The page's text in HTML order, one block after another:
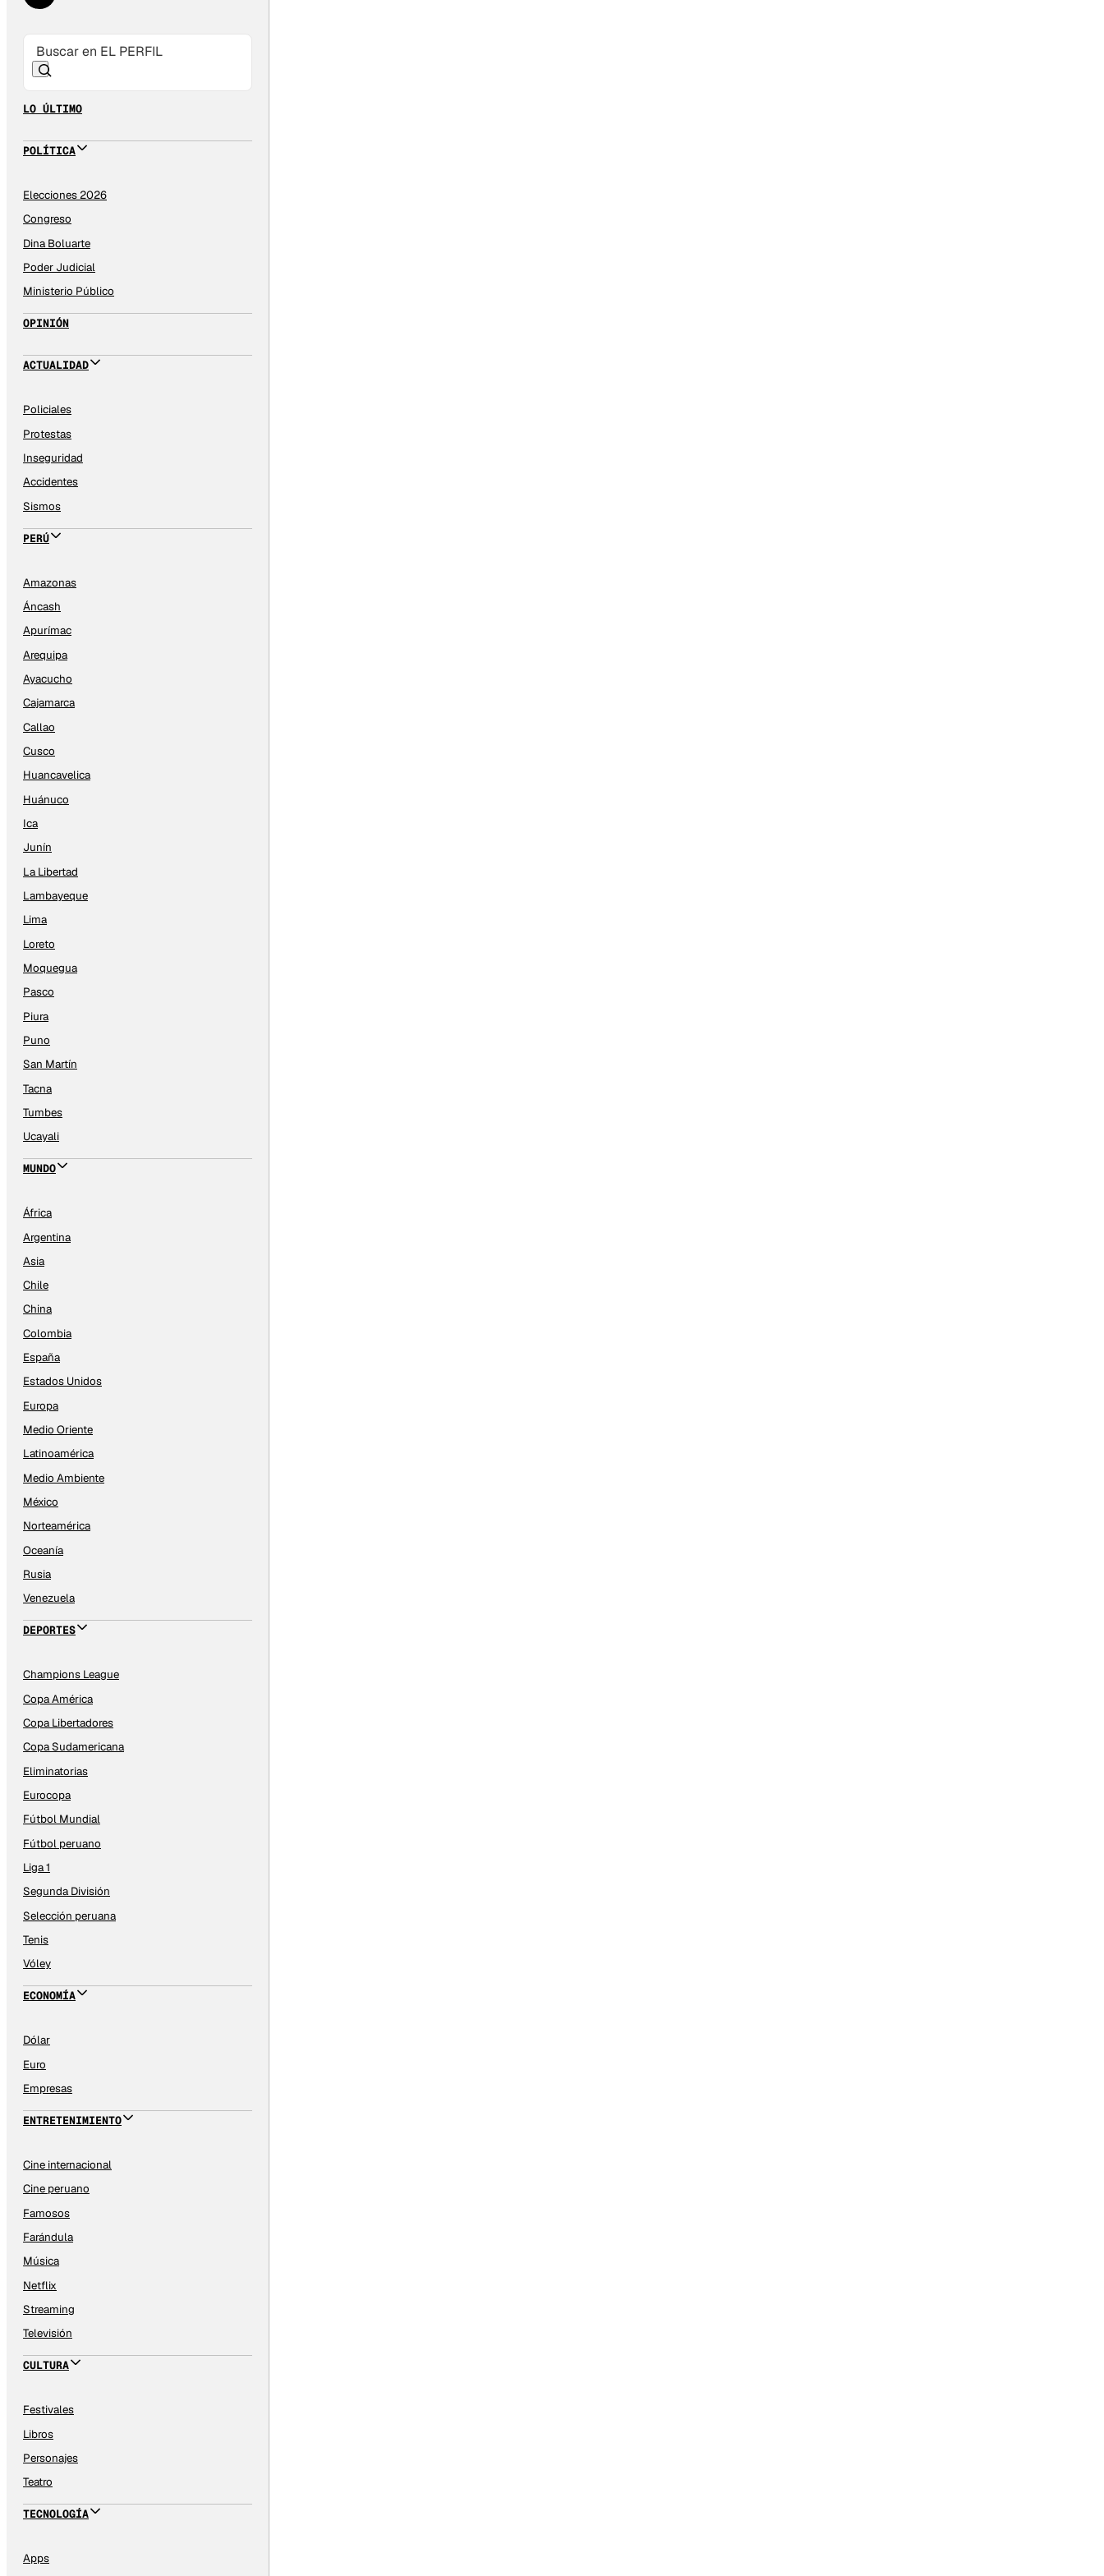
LO ÚLTIMO
POLÍTICA
Elecciones 2026
Congreso
Dina Boluarte
Poder Judicial
Ministerio Público
OPINIÓN
ACTUALIDAD
Policiales
Protestas
Inseguridad
Accidentes
Sismos
PERÚ
Amazonas
Áncash
Apurímac
Arequipa
Ayacucho
Cajamarca
Callao
Cusco
Huancavelica
Huánuco
Ica
Junín
La Libertad
Lambayeque
Lima
Loreto
Moquegua
Pasco
Piura
Puno
San Martín
Tacna
Tumbes
Ucayali
MUNDO
África
Argentina
Asia
Chile
China
Colombia
España
Estados Unidos
Europa
Medio Oriente
Latinoamérica
Medio Ambiente
México
Norteamérica
Oceanía
Rusia
Venezuela
DEPORTES
Champions League
Copa América
Copa Libertadores
Copa Sudamericana
Eliminatorias
Eurocopa
Fútbol Mundial
Fútbol peruano
Liga 1
Segunda División
Selección peruana
Tenis
Vóley
ECONOMÍA
Dólar
Euro
Empresas
ENTRETENIMIENTO
Cine internacional
Cine peruano
Famosos
Farándula
Música
Netflix
Streaming
Televisión
CULTURA
Festivales
Libros
Personajes
Teatro
TECNOLOGÍA
Apps